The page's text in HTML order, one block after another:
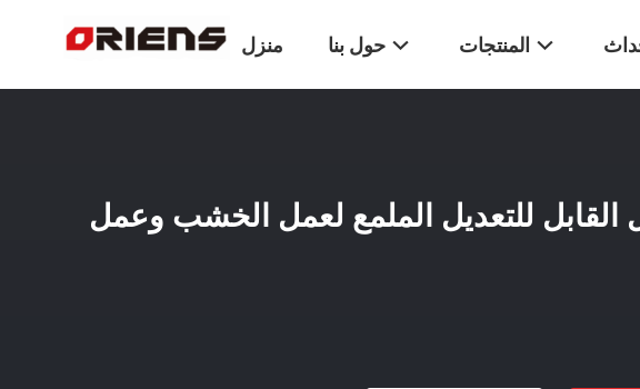
منزل حول بنا المنتجات
القابل للتعديل الملمع لعمل الخشب وعمل